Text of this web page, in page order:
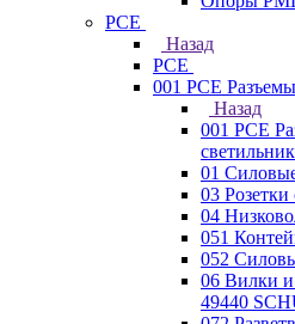
PCE
Назад
PCE
001 PCE
Назад
001 PCE
01
03
04
051
052
06 Вилки и
49440